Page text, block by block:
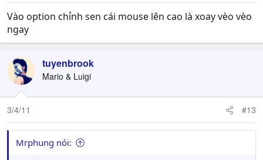
Vào option chỉnh sen cái mouse lên cao là xoay vèo vèo
ngay
tuyenbrook
Mario & Luigi
3/4/11 #13
Mrphung nói: